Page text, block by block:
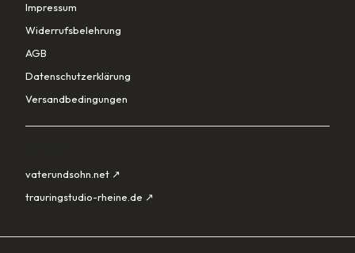
Impressum
Widerrufsbelehrung
AGB
Datenschutzerklärung
Versandbedingungen
vaterundsohn.net ↗
trauringstudio-rheine.de ↗